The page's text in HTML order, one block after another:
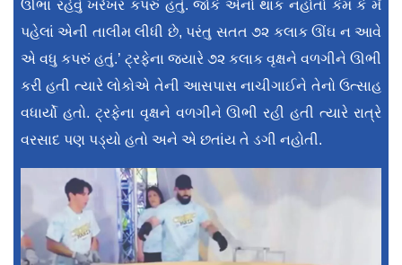
ઊભા રહેવું ખરેખર કપરું હતું. જોકે એનો થાક નહોતો કેમ કે મેં
પહેલાં એની તાલીમ લીધી છે, પરંતુ સતત ૭૨ કલાક ઊંઘ ન આવે
એ વધુ કપરું હતું.’ ટ્રફેના જ્યારે ૭૨ કલાક વૃક્ષને વળગીને ઊભી
કરી હતી ત્યારે લોકોએ તેની આસપાસ નાચીગાઈને તેનો ઉત્સાહ
વધાર્યો હતો. ટ્રફેના વૃક્ષને વળગીને ઊભી રહી હતી ત્યારે રાત્રે
વરસાદ પણ પડ્યો હતો અને એ છતાંય તે ડગી નહોતી.